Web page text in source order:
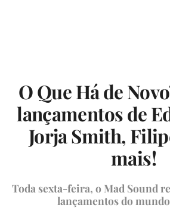
O Que Há de
lançamentos de
Jorja Smith,
mais!
Toda sexta-feira, o Mad Sound
lançamentos do